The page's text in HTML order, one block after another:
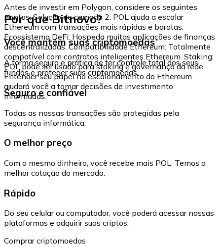
Antes de investir em Polygon, considere os seguintes
pontos: Solução de camada 2: POL ajuda a escalar
Ethereum com transações mais rápidas e baratas.
Ecossistema DeFi: Hospeda muitas aplicações de finanças
descentralizadas. Compatibilidade Ethereum: Totalmente
compatível com contratos inteligentes Ethereum. Staking:
POL pode ser usado para staking e governança da rede.
Entender seu papel no escalonamento do Ethereum
ajudará você a tomar decisões de investimento
informadas.
Por que Bitnovo?
Você mantém suas criptomoedas
A forma segura e prática de ter controle total dos seus
fundos e proteger suas criptomoedas.
Seguro e confiável
Todas as nossas transações são protegidas pela
segurança informática.
O melhor preço
Com o mesmo dinheiro, você recebe mais POL. Temos a
melhor cotação do mercado.
Rápido
Do seu celular ou computador, você poderá acessar nossas
plataformas e adquirir suas criptos.
Comprar criptomoedas